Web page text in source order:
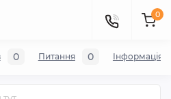
0
0 Питання 0 Iнформація